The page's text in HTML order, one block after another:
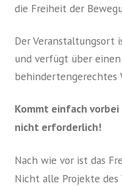
die Freiheit der
Der Veranstaltungsort
und verfügt über
behindertengerechtes
Kommt einfach
nicht erforderlich!
Nach wie vor ist das
Nicht alle Projekte des